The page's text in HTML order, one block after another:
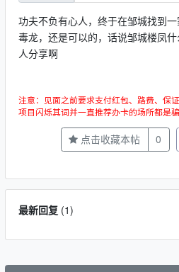
功夫不负有心人，终于在邹城找到
毒龙，还是可以的，话说邹城楼凤
人分享啊
注意：见面之前要求支付红包、路费、保
项目闪烁其词并一直推荐办卡的场所都是
点击收藏本帖 0
最新回复(1)